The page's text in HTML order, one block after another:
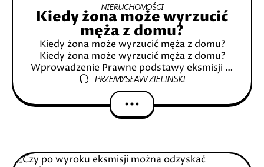
NIERUCHOMOŚCI
Kiedy żona może wyrzucić
męża z domu?
Kiedy żona może wyrzucić męża z domu?
Kiedy żona może wyrzucić męża z domu?
Wprowadzenie Prawne podstawy eksmisji w
Polsce Czym jest eksmisja? Jakie są
przesłanki do eksmisji małżonka? Eksmisja
PRZEMYSŁAW ZIELIŃSKI